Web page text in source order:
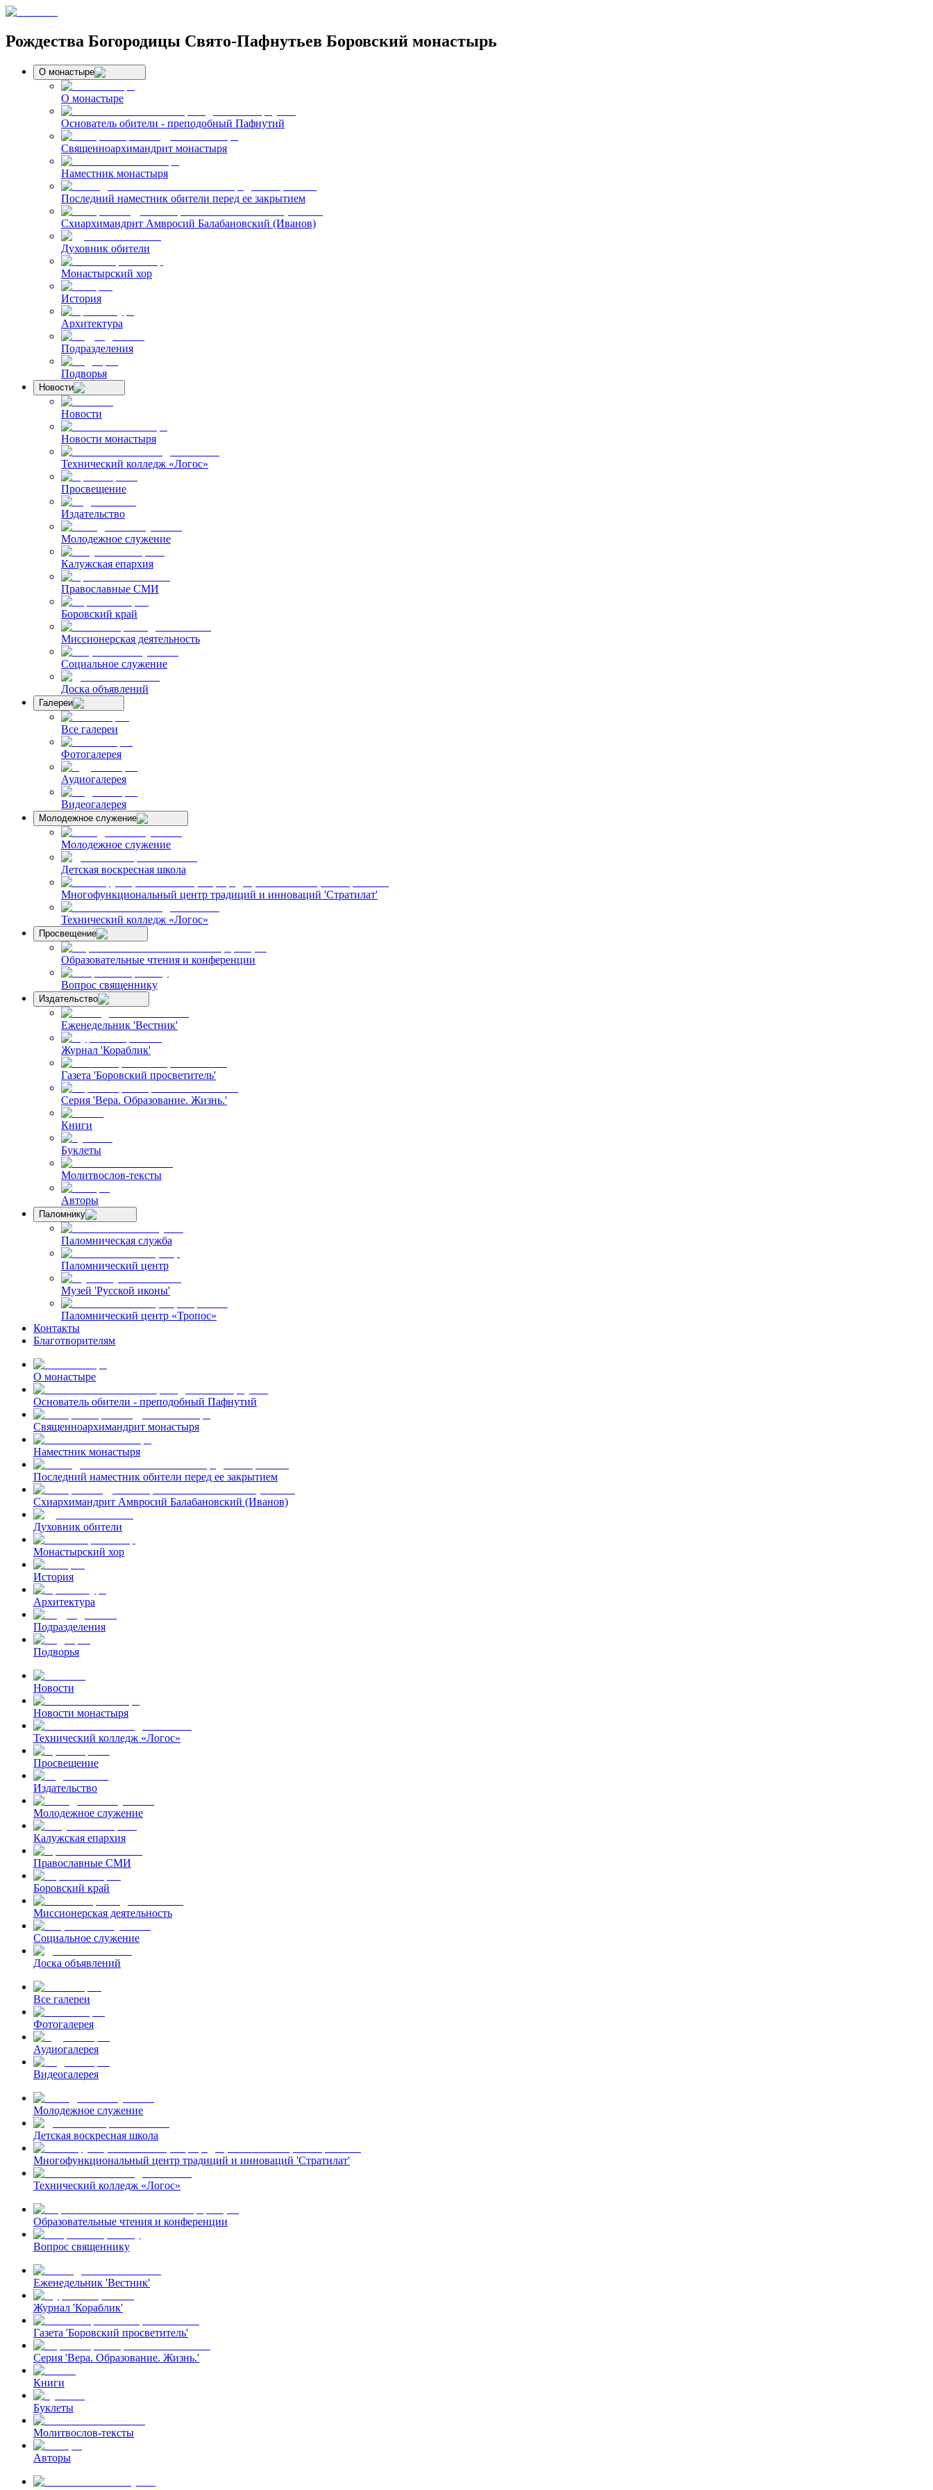
Рождества Богородицы Свято-Пафнутьев Боровский монастырь
О монастыре
О монастыре
Основатель обители - преподобный Пафнутий
Священноархимандрит монастыря
Наместник монастыря
Последний наместник обители перед ее закрытием
Схиархимандрит Амвросий Балабановский (Иванов)
Духовник обители
Монастырский хор
История
Архитектура
Подразделения
Подворья
Новости
Новости
Новости монастыря
Технический колледж «Логос»
Просвещение
Издательство
Молодежное служение
Калужская епархия
Православные СМИ
Боровский край
Миссионерская деятельность
Социальное служение
Доска объявлений
Галереи
Все галереи
Фотогалерея
Аудиогалерея
Видеогалерея
Молодежное служение
Молодежное служение
Детская воскресная школа
Многофункциональный центр традиций и инноваций 'Стратилат'
Технический колледж «Логос»
Просвещение
Образовательные чтения и конференции
Вопрос священнику
Издательство
Еженедельник 'Вестник'
Журнал 'Кораблик'
Газета 'Боровский просветитель'
Серия 'Вера. Образование. Жизнь.'
Книги
Буклеты
Молитвослов-тексты
Авторы
Паломнику
Паломническая служба
Паломнический центр
Музей 'Русской иконы'
Паломнический центр «Тропос»
Контакты
Благотворителям
О монастыре
Основатель обители - преподобный Пафнутий
Священноархимандрит монастыря
Наместник монастыря
Последний наместник обители перед ее закрытием
Схиархимандрит Амвросий Балабановский (Иванов)
Духовник обители
Монастырский хор
История
Архитектура
Подразделения
Подворья
Новости
Новости монастыря
Технический колледж «Логос»
Просвещение
Издательство
Молодежное служение
Калужская епархия
Православные СМИ
Боровский край
Миссионерская деятельность
Социальное служение
Доска объявлений
Все галереи
Фотогалерея
Аудиогалерея
Видеогалерея
Молодежное служение
Детская воскресная школа
Многофункциональный центр традиций и инноваций 'Стратилат'
Технический колледж «Логос»
Образовательные чтения и конференции
Вопрос священнику
Еженедельник 'Вестник'
Журнал 'Кораблик'
Газета 'Боровский просветитель'
Серия 'Вера. Образование. Жизнь.'
Книги
Буклеты
Молитвослов-тексты
Авторы